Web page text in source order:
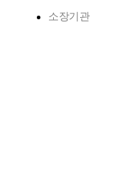
소장기관